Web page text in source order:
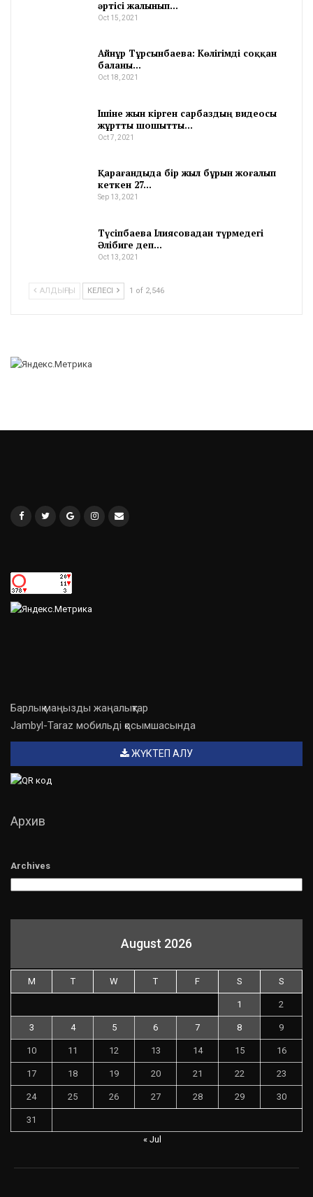
әртісі жалынып…
Oct 15, 2021
Айнұр Тұрсынбаева: Көлігімді соққан
баланы…
Oct 18, 2021
Ішіне жын кірген сарбаздың видеосы
жұртты шошытты…
Oct 7, 2021
Қарағандыда бір жыл бұрын жоғалып
кеткен 27…
Sep 13, 2021
Түсіпбаева Ілиясовадан түрмедегі
Әлібиге деп…
Oct 13, 2021
АЛДЫҢҒЫ КЕЛЕСІ 1 of 2,546
Барлық маңызды жаңалықтар
Jambyl-Taraz мобильді қосымшасында
ЖҮКТЕП АЛУ
Архив
Archives
August 2026
M T W T F S S
1 2
3 4 5 6 7 8 9
10 11 12 13 14 15 16
17 18 19 20 21 22 23
24 25 26 27 28 29 30
31
« Jul